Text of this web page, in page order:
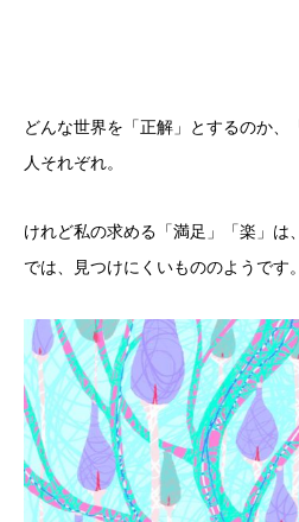
どんな世界を「正解」とするのか、
人それぞれ。
けれど私の求める「満足」「楽」は
では、見つけにくいもののようです。